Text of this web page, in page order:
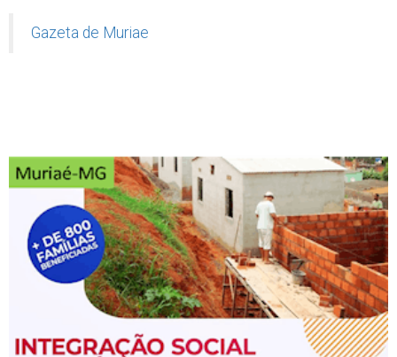
Gazeta de Muriae